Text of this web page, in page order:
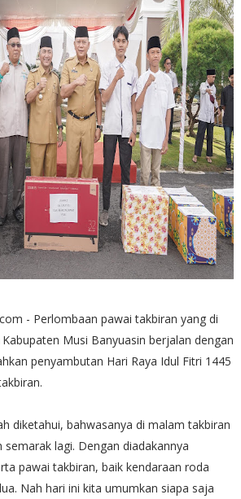
- Perlombaan pawai takbiran yang di
Musi Banyuasin berjalan dengan
penyambutan Hari Raya Idul Fitri 1445
diketahui, bahwasanya di malam takbiran
lagi. Dengan diadakannya
pawai takbiran, baik kendaraan roda
Nah hari ini kita umumkan siapa saja